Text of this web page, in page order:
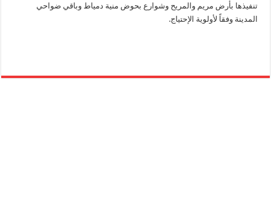
تنفيذها بأرض مريم والمريح وشوارع بحوض منية دمياط وباقي ضواحي
المدينة وفقاً لأولوية الإحتياج.